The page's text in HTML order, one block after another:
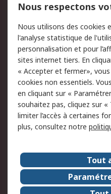
du site
Politique de protection
des données - Mise à
jour
Conditions générales
de vente
Campagnes marketing
A propos de RS
A propos de RS France
Le groupe RS Group Plc
RS dans le monde
Nous respectons
Nous utilisons des cookies
l'analyse statistique de
personnalisation et pour
sites internet tiers. En
« Accepter et fermer»,
cookies non essentiels.
en cliquant sur «
souhaitez pas, cliquez sur
limiter l’accès à certaines
plus, consultez notre
Tout